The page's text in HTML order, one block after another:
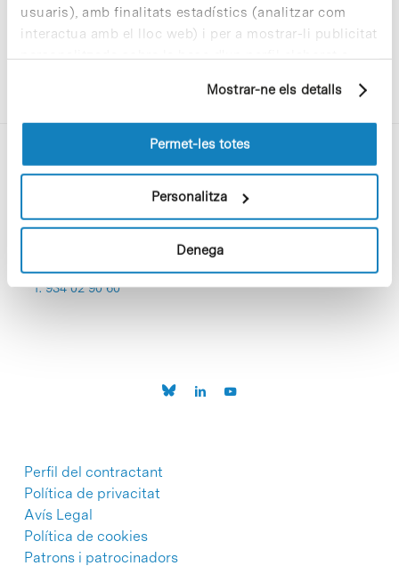
usuaris), amb finalitats estadístics (analitzar com
interactua amb el lloc web) i per a mostrar-li publicitat
personalitzada sobre la base d'un perfil elaborat a
pàgines visitades). Per a obtenir més informació sobre
les cookies pot consultar laPolítica de cookiesdel
Mostrar-ne els detalls
Permet-les totes
Personalitza
Denega
C/Baldiri Reixac, 4-12 i 15
08028 Barcelona
T. 934 02 90 60
Perfil del contractant
Política de privacitat
Avís Legal
Política de cookies
Patrons i patrocinadors